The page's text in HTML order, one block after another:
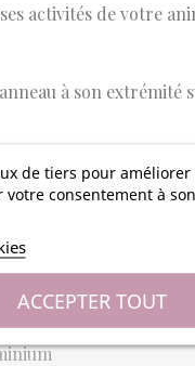
de tiers pour améliorer
consentement à son
ACCEPTER TOUT
activités de votre
à son extrémité
compagnon, votre